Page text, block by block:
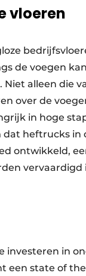
vloeren
de voegen
alleen die
over de
in hoge
heftrucks in
ontwikkeld,
investeren in
een state of